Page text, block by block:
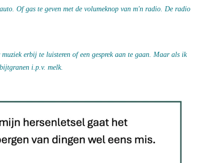
Of gas te geven met de volumeknop van m'n radio. De radio
erbij te luisteren of een gesprek aan te gaan. Maar als ik
i.p.v. melk.